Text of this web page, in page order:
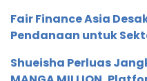
Fair Finance Asia
Pendanaan untuk
Shueisha Perluas